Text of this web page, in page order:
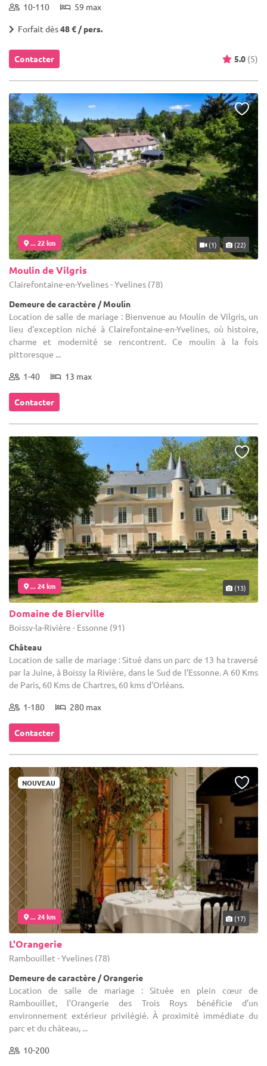
10-110 59 max
Forfait dès48 € / pers.
Contacter 5.0 (5)
... 22 km (1) (22)
Moulin de Vilgris
Clairefontaine-en-Yvelines - Yvelines (78)
Demeure de caractère / Moulin
Location de salle de mariage : Bienvenue au Moulin de Vilgris, un
lieu d'exception niché à Clairefontaine-en-Yvelines, où histoire,
charme et modernité se rencontrent. Ce moulin à la fois
pittoresque ...
1-40 13 max
Contacter
... 24 km (13)
Domaine de Bierville
Boissy-la-Rivière - Essonne (91)
Château
Location de salle de mariage : Situé dans un parc de 13 ha traversé
par la Juine, à Boissy la Rivière, dans le Sud de l’Essonne. A 60 Kms
de Paris, 60 Kms de Chartres, 60 kms d'Orléans.
1-180 280 max
Contacter
NOUVEAU
... 24 km (17)
L'Orangerie
Rambouillet - Yvelines (78)
Demeure de caractère / Orangerie
Location de salle de mariage : Située en plein cœur de
Rambouillet, l’Orangerie des Trois Roys bénéficie d’un
environnement extérieur privilégié. À proximité immédiate du
parc et du château, ...
10-200